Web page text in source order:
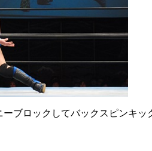
ブロックしてバックスピンキッ